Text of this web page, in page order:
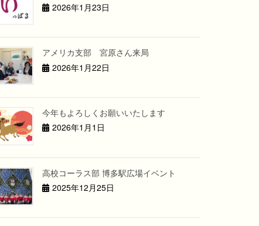
2026年1月23日
アメリカ支部 宮原さん来局
2026年1月22日
今年もよろしくお願いいたします
2026年1月1日
高校コーラス部 博多駅広場イベント
2025年12月25日